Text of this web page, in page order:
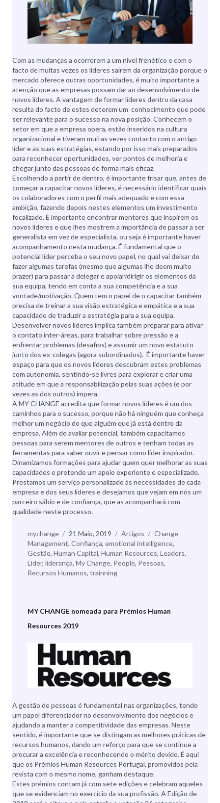
Com as mudanças a ocorrerem a um nível frenético e com o
facto de muitas vezes os líderes saírem da organização porque o
mercado oferece outras oportunidades, é muito importante a
atenção que as empresas possam dar ao desenvolvimento de
novos líderes. A vantagem de formar líderes dentro da casa
resulta do facto de estes deterem um conhecimento que pode
ser relevante para o sucesso na nova posição. Conhecem o
setor em que a empresa opera, estão inseridos na cultura
organizacional e tiveram muitas vezes contacto com o antigo
líder e as suas estratégias, estando por isso mais preparados
para reconhecer oportunidades, ver pontos de melhoria e
chegar junto das pessoas de forma mais eficaz.
Escolhendo a partir de dentro, é importante frisar que, antes de
começar a capacitar novos líderes, é necessário identificar quais
os colaboradores com o perfil mais adequado e com essa
ambição, fazendo depois nestes elementos um investimento
focalizado. É importante encontrar mentores que inspirem os
novos líderes e que lhes mostrem a importância de passar a ser
generalista em vez de especialista, ou seja é importante haver
acompanhamento nesta mudança. É fundamental que o
potencial líder perceba o seu novo papel, no qual vai deixar de
fazer algumas tarefas (mesmo que algumas lhe deem muito
prazer) para passar a delegar e apoiar/dirigir os elementos da
sua equipa, tendo em conta a sua competência e a sua
vontade/motivação. Quem tem o papel de o capacitar também
precisa de treinar a sua visão estratégica e empática e a sua
capacidade de traduzir a estratégia para a sua equipa.
Desenvolver novos líderes implica também preparar para ativar
o contato inter-áreas, para trabalhar sobre pressão e a
enfrentar problemas (desafios) e assumir um novo estatuto
junto dos ex-colegas (agora subordinados). É importante haver
espaço para que os novos líderes descubram estes problemas
com autonomia, sentindo-se livres para explorar e criar uma
atitude em que a responsabilização pelas suas ações (e por
vezes as dos outros) impera.
A MY CHANGE acredita que formar novos líderes é um dos
caminhos para o sucesso, porque não há ninguém que conheça
melhor um negócio do que alguém que já está dentro da
empresa. Além de avaliar potencial, também capacitamos
pessoas para serem mentores de outros e tenham todas as
ferramentas para saber ouvir e pensar como líder inspirador.
Dinamizamos formações para ajudar quem quer melhorar as suas
capacidades e pretende um apoio experiente e especializado.
Prestamos um serviço personalizado às necessidades de cada
empresa e dos seus líderes e desejamos que vejam em nós um
parceiro sábio e de confiança, que as acompanhará com
qualidade neste processo.
Autor
mychange
Publicado
a
21 Maio, 2019 Categorias
Artigos Etiquetas
Change
Management, Confiança, emotional intelligence,
Gestão, Human Capital, Human Resources, Leaders,
Líder, liderança, My Change, People, Pessoas,
Recursos Humanos, trainning
MY CHANGE nomeada para Prémios Human
Resources 2019
A gestão de pessoas é fundamental nas organizações, tendo
um papel diferenciador no desenvolvimento dos negócios e
ajudando a manter a competitividade das empresas. Neste
sentido, é importante que se distingam as melhores práticas de
recursos humanos, dando um reforço para que se continue a
procurar a excelência e reconhecendo o mérito devido. É aqui
que os Prémios Human Resources Portugal, promovidos pela
revista com o mesmo nome, ganham destaque.
Estes prémios contam já com sete edições e celebram aqueles
que se evidenciam no exercício da sua profissão. A Edição de